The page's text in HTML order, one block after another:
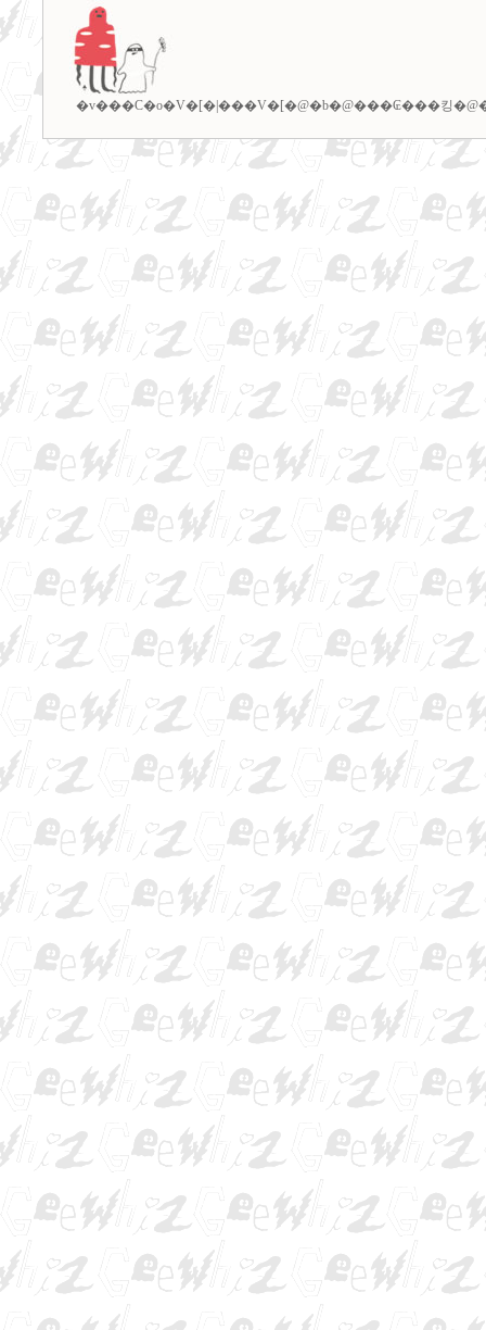
�v���C�o�V�[�|���V�[�@�b�@���₢���킹